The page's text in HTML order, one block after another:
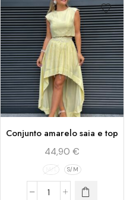
Conjunto amarelo saia e top
44,90 €
M/L S/M